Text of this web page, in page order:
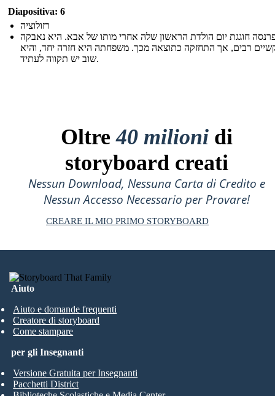
Diapositiva: 6
רזולוציה
חוגגת יום הולדת הראשון שלה אחרי מותו של אבא. היא נאבקה
רבים, אך התחזקה כתוצאה מכך. משפחתה היא חזרה יחד, והיא
שוב יש תקווה לעתיד.
Oltre40 milioni di
storyboard creati
Nessun Download, Nessuna Carta di Credito e
Nessun Accesso Necessario per Provare!
CREARE IL MIO PRIMO STORYBOARD
Aiuto
Aiuto e domande frequenti
Creatore di storyboard
Come stampare
per gli Insegnanti
Versione Gratuita per Insegnanti
Pacchetti District